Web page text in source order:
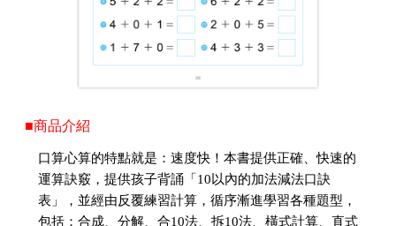
■商品介紹
口算心算的特點就是：速度快！本書提供正確、快速的
運算訣竅，提供孩子背誦「10以內的加法減法口訣
表」，並經由反覆練習計算，循序漸進學習各種題型，
包括：合成、分解、合10法、拆10法、橫式計算、直式